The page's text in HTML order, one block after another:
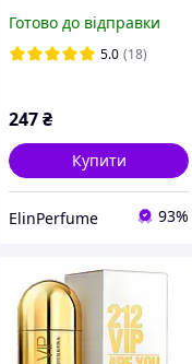
Херрера Гуд Герл
туфелька)
Готово до відправки
5.0 (18)
247₴
Купити
ElinPerfume 93%